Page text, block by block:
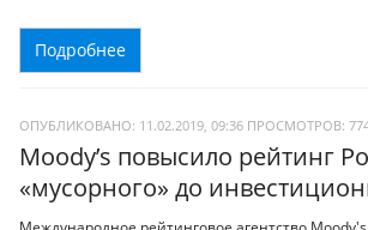
Подробнее
ОПУБЛИКОВАНО: 11.02.2019, 09:36 ПРОСМОТРОВ:
Moody’s повысило рейтинг
«мусорного» до